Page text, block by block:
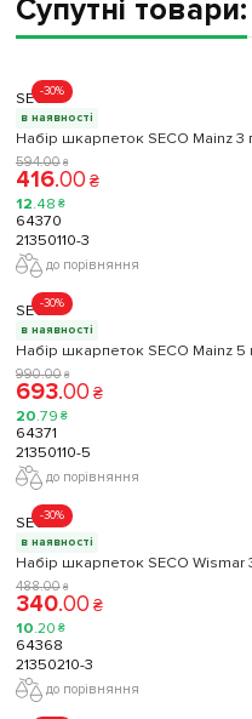
Супутні товари:
-30%
SECO
в наявності
Набір шкарпеток SECO Mainz 3
594.00 ₴
416.00 ₴
12.48 ₴
64370
21350110-3
до порівняння
-30%
SECO
в наявності
Набір шкарпеток SECO Mainz 5
990.00 ₴
693.00 ₴
20.79 ₴
64371
21350110-5
до порівняння
-30%
SECO
в наявності
Набір шкарпеток SECO Wismar
488.00 ₴
340.00 ₴
10.20 ₴
64368
21350210-3
до порівняння